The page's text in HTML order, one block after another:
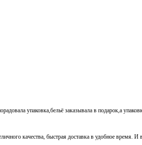
упаковка,бельё заказывала в подарок,а
качества, быстрая доставка в удобное